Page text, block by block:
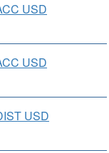
USD
USD
USD